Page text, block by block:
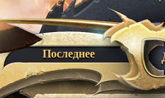
Последнее